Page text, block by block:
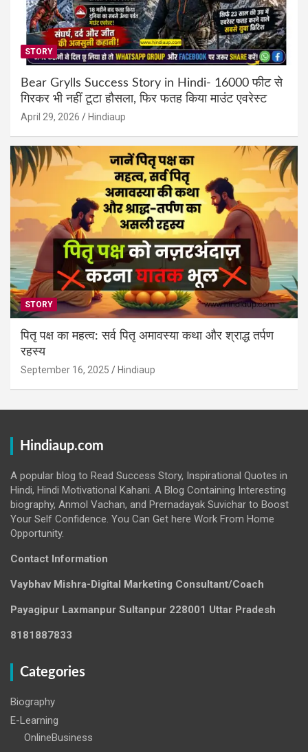
STORY
Bear Grylls Success Story in Hindi- 16000 फीट से
गिरकर भी नहीं टूटा हौसला, फिर फतह किया माउंट एवरेस्ट
April 29, 2026 Hindiaup
STORY
पितृ पक्ष का महत्व: सर्व पितृ अमावस्या कथा और श्राद्ध तर्पण
रहस्य
September 16, 2025 Hindiaup
Hindiaup.com
A popular blog to Read Success Story, Inspirational Quotes in
Hindi, Hindi Motivational Kahani. A Blog Containing Interesting
biography, Anmol Vachan, and Prernadayak Suvichar to Boost
Your Self Confidence. You Can Get here Work From Home
Opportunity.
Contact Information
Vaybhav Mishra-Digital Marketing Consultant/Coach
Payagipur Laxmanpur Sultanpur 228001 Uttar Pradesh
8181887833
Categories
Biography
E-Learning
OnlineBusiness